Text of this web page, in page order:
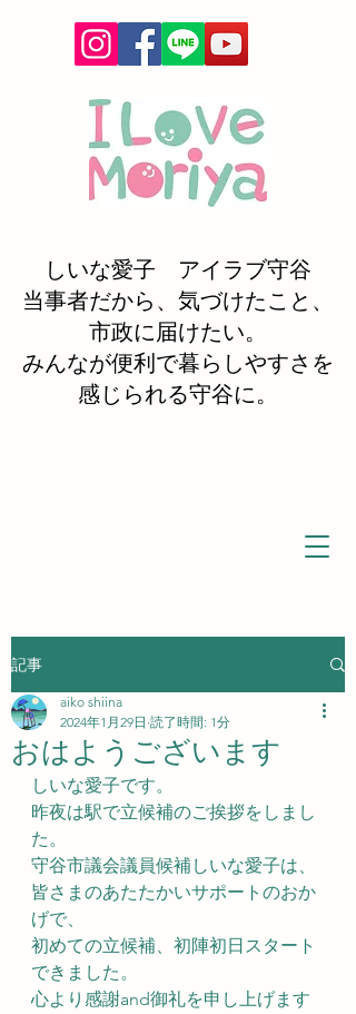
しいな愛子 アイラブ守谷
当事者だから、気づけたこと、
市政に届けたい。
みんなが便利で暮らしやすさを
感じられる守谷に。
記事
おはようございます
aiko shiina
2024年1月29日 読了時間: 1分
しいな愛子です。
昨夜は駅で立候補のご挨拶をしまし
た。
守谷市議会議員候補しいな愛子は、
皆さまのあたたかいサポートのおか
げで、
初めての立候補、初陣初日スタート
できました。
心より感謝and御礼を申し上げます